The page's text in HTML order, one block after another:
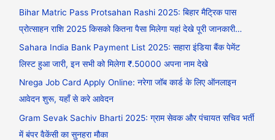
Bihar Matric Pass Protsahan Rashi 2025: बिहार मैट्रिक पास
प्रोत्साहन राशि 2025 किसको कितना पैसा मिलेगा यहां देखे पूरी जानकारी…
Sahara India Bank Payment List 2025: सहारा इंडिया बैंक पेमेंट
लिस्ट हुआ जारी, इन सभी को मिलेगा ₹.50000 अपना नाम देखे
Nrega Job Card Apply Online: नरेगा जॉब कार्ड के लिए ऑनलाइन
आवेदन शुरू, यहाँ से करे आवेदन
Gram Sevak Sachiv Bharti 2025: ग्राम सेवक और पंचायत सचिव भर्ती
में बंपर वैकेंसी का सुनहरा मौका